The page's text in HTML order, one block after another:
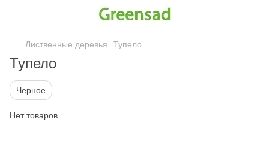
Лиственные деревья Тупело
Тупело
Черное
Нет товаров